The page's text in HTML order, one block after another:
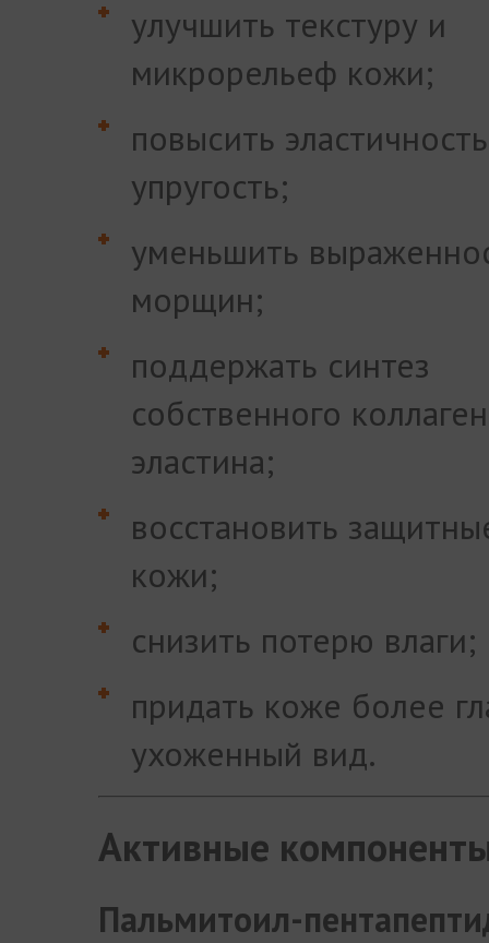
улучшить текстуру и
микрорельеф кожи;
повысить
упругость;
уменьшить
морщин;
поддержать синтез
собственного
эластина;
восстановить
кожи;
снизить потерю влаги;
придать коже более
ухоженный вид.
Активные
Пальмитоил-